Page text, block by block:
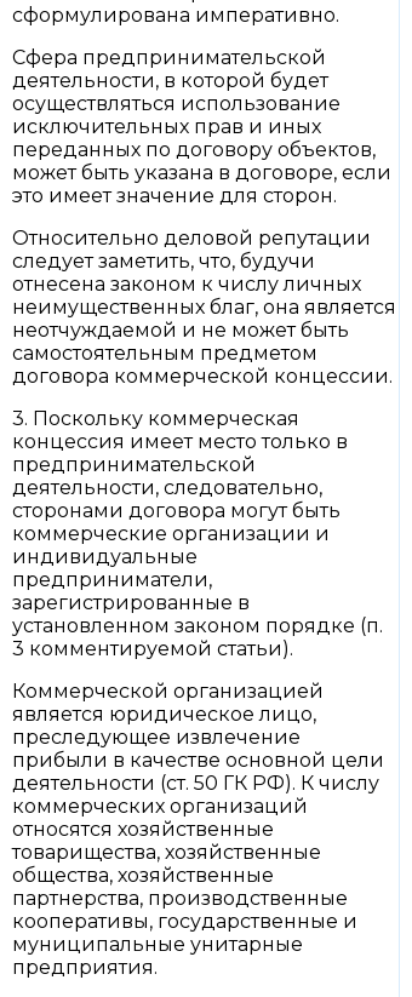
сформулирована императивно.
Сфера предпринимательской
деятельности, в которой будет
осуществляться использование
исключительных прав и иных
переданных по договору объектов,
может быть указана в договоре, если
это имеет значение для сторон.
Относительно деловой репутации
следует заметить, что, будучи
отнесена законом к числу личных
неимущественных благ, она является
неотчуждаемой и не может быть
самостоятельным предметом
договора коммерческой концессии.
3. Поскольку коммерческая
концессия имеет место только в
предпринимательской
деятельности, следовательно,
сторонами договора могут быть
коммерческие организации и
индивидуальные
предприниматели,
зарегистрированные в
установленном законом порядке (п.
3 комментируемой статьи).
Коммерческой организацией
является юридическое лицо,
преследующее извлечение
прибыли в качестве основной цели
деятельности (ст. 50 ГК РФ). К числу
коммерческих организаций
относятся хозяйственные
товарищества, хозяйственные
общества, хозяйственные
партнерства, производственные
кооперативы, государственные и
муниципальные унитарные
предприятия.